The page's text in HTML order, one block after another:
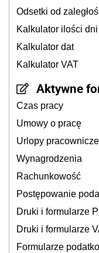
Odsetki od
Kalkulator ilości dni
Kalkulator dat
Kalkulator VAT
Aktywne
Czas pracy
Umowy o pracę
Urlopy pracownicze
Wynagrodzenia
Rachunkowość
Postępowanie
Druki i formularze
Druki i formularze
Formularze